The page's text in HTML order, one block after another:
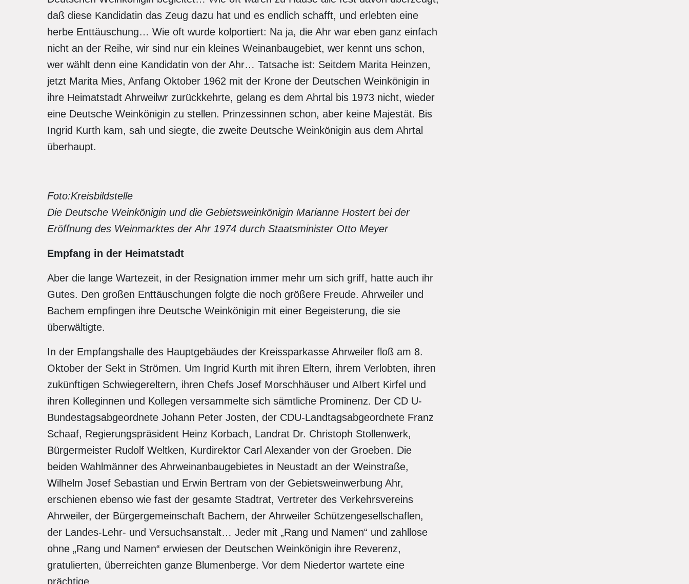
daß diese Kandidatin das Zeug dazu hat und es endlich schafft, und erlebten eine
herbe Enttäuschung… Wie oft wurde kolportiert: Na ja, die Ahr war eben ganz einfach
nicht an der Reihe, wir sind nur ein kleines Weinanbaugebiet, wer kennt uns schon,
wer wählt denn eine Kandidatin von der Ahr… Tatsache ist: Seitdem Marita Heinzen,
jetzt Marita Mies, Anfang Oktober 1962 mit der Krone der Deutschen Weinkönigin in
ihre Heimatstadt Ahrweilwr zurückkehrte, gelang es dem Ahrtal bis 1973 nicht, wieder
eine Deutsche Weinkönigin zu stellen. Prinzessinnen schon, aber keine Majestät. Bis
Ingrid Kurth kam, sah und siegte, die zweite Deutsche Weinkönigin aus dem Ahrtal
überhaupt.
Foto:Kreisbildstelle
Die Deutsche Weinkönigin und die Gebietsweinkönigin Marianne Hostert bei der
Eröffnung des Weinmarktes der Ahr 1974 durch Staatsminister Otto Meyer
Empfang in der Heimatstadt
Aber die lange Wartezeit, in der Resignation immer mehr um sich griff, hatte auch ihr
Gutes. Den großen Enttäuschungen folgte die noch größere Freude. Ahrweiler und
Bachem empfingen ihre Deutsche Weinkönigin mit einer Begeisterung, die sie
überwältigte.
In der Empfangshalle des Hauptgebäudes der Kreissparkasse Ahrweiler floß am 8.
Oktober der Sekt in Strömen. Um Ingrid Kurth mit ihren Eltern, ihrem Verlobten, ihren
zukünftigen Schwiegereltern, ihren Chefs Josef Morschhäuser und AIbert Kirfel und
ihren Kolleginnen und Kollegen versammelte sich sämtliche Prominenz. Der CD U-
Bundestagsabgeordnete Johann Peter Josten, der CDU-Landtagsabgeordnete Franz
Schaaf, Regierungspräsident Heinz Korbach, Landrat Dr. Christoph Stollenwerk,
Bürgermeister Rudolf Weltken, Kurdirektor Carl Alexander von der Groeben. Die
beiden Wahlmänner des Ahrweinanbaugebietes in Neustadt an der Weinstraße,
Wilhelm Josef Sebastian und Erwin Bertram von der Gebietsweinwerbung Ahr,
erschienen ebenso wie fast der gesamte Stadtrat, Vertreter des Verkehrsvereins
Ahrweiler, der Bürgergemeinschaft Bachem, der Ahrweiler Schützengesellschaflen,
der Landes-Lehr- und Versuchsanstalt… Jeder mit „Rang und Namen“ und zahllose
ohne „Rang und Namen“ erwiesen der Deutschen Weinkönigin ihre Reverenz,
gratulierten, überreichten ganze Blumenberge. Vor dem Niedertor wartete eine
prächtige